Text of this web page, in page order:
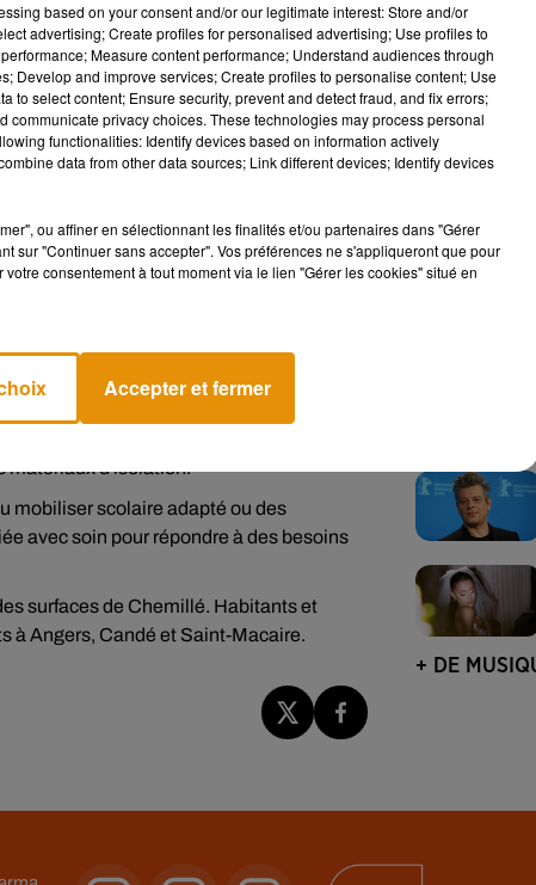
aux côtés des Bouchons
bouchons au profit des
avoir un véritable impact. À Chemillé-
en situation de handicap.
de l'espoir 49. Son objectif : récolter
et bâtiments publics de la commune. Un
en situation de handicap.
ensuite transformés en granulés pour
sont déjà prévues : en 2025, 4
matériaux d'isolation.
mobiliser scolaire adapté ou des
avec soin pour répondre à des besoins
surfaces de Chemillé. Habitants et
à Angers, Candé et Saint-Macaire.
Musique
+ DE
based on your consent and/or our legitimate interest: Store and/or
advertising; Create profiles for personalised advertising; Use profiles to
Measure content performance; Understand audiences through
Develop and improve services; Create profiles to personalise content; Use
to select content; Ensure security, prevent and detect fraud, and fix errors;
communicate privacy choices. These technologies may process personal
functionalities: Identify devices based on information actively
data from other data sources; Link different devices; Identify devices
ou affiner en sélectionnant les finalités et/ou partenaires dans "Gérer
sur "Continuer sans accepter". Vos préférences ne s'appliqueront que pour
consentement à tout moment via le lien "Gérer les cookies" situé en
Accepter et fermer